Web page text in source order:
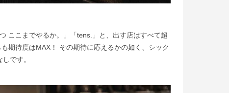
ここまでやるか。」「tens.」と、出す店はすべて超
期待度はMAX！ その期待に応えるかの如く、シック
です。